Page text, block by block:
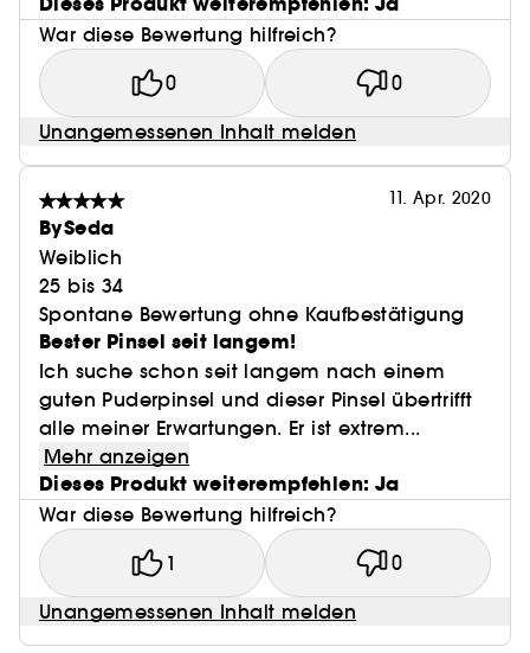
War diese Bewertung hilfreich?
0 0
Unangemessenen Inhalt melden
11. Apr. 2020
BySeda
Weiblich
25 bis 34
Spontane Bewertung ohne Kaufbestätigung
Bester Pinsel seit langem!
Ich suche schon seit langem nach einem
guten Puderpinsel und dieser Pinsel übertrifft
alle meiner Erwartungen. Er ist extrem...
Mehr anzeigen
Dieses Produkt weiterempfehlen: Ja
War diese Bewertung hilfreich?
1 0
Unangemessenen Inhalt melden